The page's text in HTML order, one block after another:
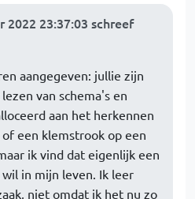
2022 23:37:03 schreef
aangegeven: jullie zijn
van schema's en
aan het herkennen
een klemstrook op een
ik vind dat eigenlijk een
in mijn leven. Ik leer
niet omdat ik het nu zo